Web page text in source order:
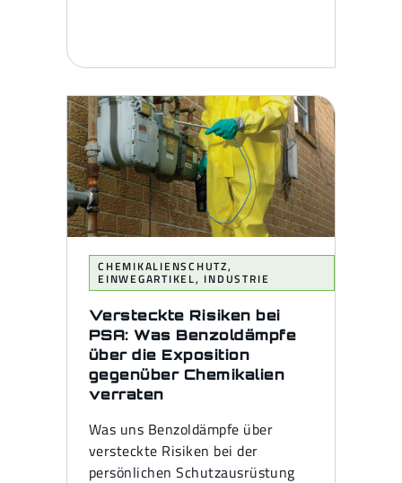
CHEMIKALIENSCHUTZ,
EINWEGARTIKEL, INDUSTRIE
Versteckte Risiken bei
PSA: Was Benzoldämpfe
über die Exposition
gegenüber Chemikalien
verraten
Was uns Benzoldämpfe über
versteckte Risiken bei der
persönlichen Schutzausrüstung